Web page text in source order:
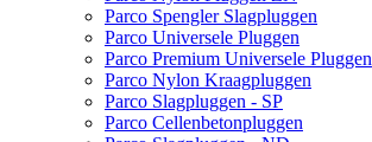
Parco Spengler Slagpluggen
Parco Universele Pluggen
Parco Premium Universele Pluggen
Parco Nylon Kraagpluggen
Parco Slagpluggen - SP
Parco Cellenbetonpluggen